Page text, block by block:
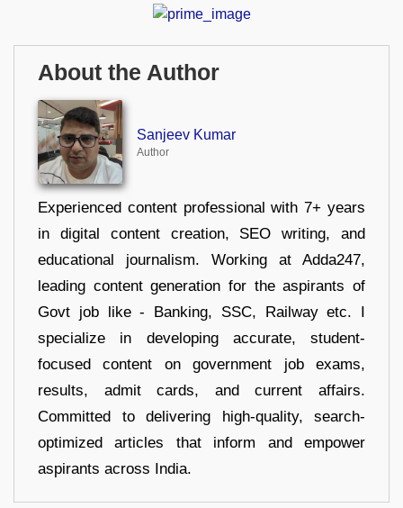
About the Author
Sanjeev Kumar
Author
Experienced content professional with 7+ years
in digital content creation, SEO writing, and
educational journalism. Working at Adda247,
leading content generation for the aspirants of
Govt job like - Banking, SSC, Railway etc. I
specialize in developing accurate, student-
focused content on government job exams,
results, admit cards, and current affairs.
Committed to delivering high-quality, search-
optimized articles that inform and empower
aspirants across India.